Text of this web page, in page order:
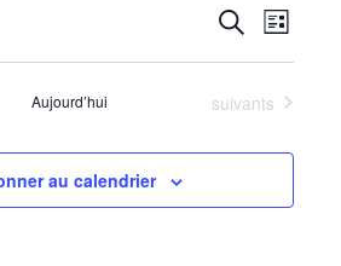
et
vues
Recherche
Liste
Aujourd’hui Évènements
suivants
au calendrier